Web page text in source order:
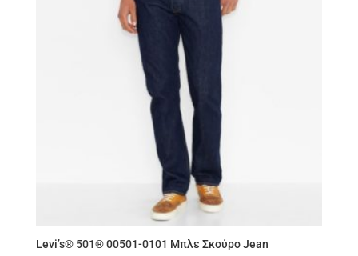
Levi’s® 501® 00501-0101 Μπλε Σκούρο Jean